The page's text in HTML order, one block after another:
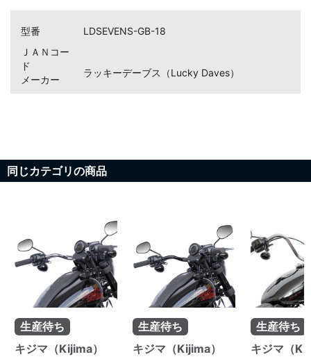
型番
LDSEVENS-GB-18
ＪＡＮコー
ド
メーカー
ラッキーデーブス（Lucky Daves）
同じカテゴリの商品
生産待ち
キジマ（Kijima）
生産待ち
キジマ（Kijima）
生産待ち
キジマ（